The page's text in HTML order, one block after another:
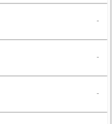
-
-
-